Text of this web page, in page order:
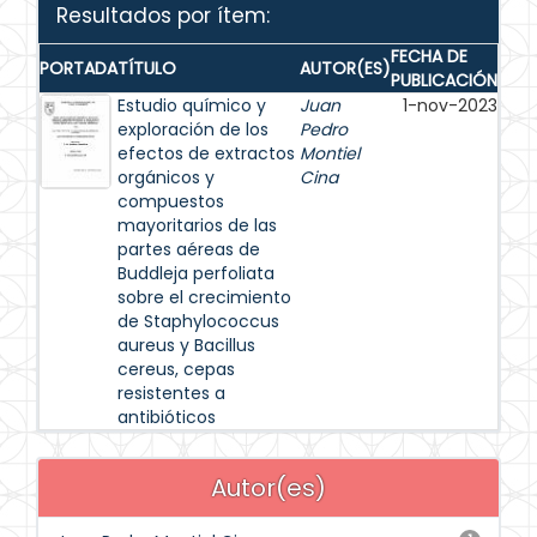
Resultados por ítem:
PORTADATÍTULO AUTOR(ES)FECHA DE
PUBLICACIÓN
Estudio químico y
exploración de los
efectos de extractos
orgánicos y
compuestos
mayoritarios de las
partes aéreas de
Buddleja perfoliata
sobre el crecimiento
de Staphylococcus
aureus y Bacillus
cereus, cepas
resistentes a
antibióticos
Juan
Pedro
Montiel
Cina
1-nov-2023
Autor(es)